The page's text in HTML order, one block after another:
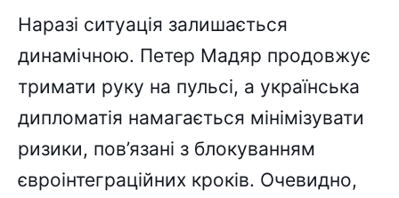
Наразі ситуація залишається
динамічною. Петер Мадяр продовжує
тримати руку на пульсі, а українська
дипломатія намагається мінімізувати
ризики, пов’язані з блокуванням
євроінтеграційних кроків. Очевидно,